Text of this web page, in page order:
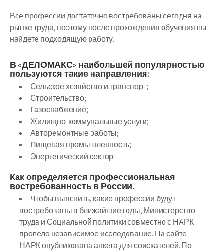
Все профессии достаточно востребованы сегодня на
рынке труда, поэтому после прохождения обучения вы
найдете подходящую работу.
В «ДЕЛОМАКС» наибольшей популярностью
пользуются такие направления:
Сельское хозяйство и транспорт;
Строительство;
Газоснабжение;
Жилищно-коммунальные услуги;
Авторемонтные работы;
Пищевая промышленность;
Энергетический сектор.
Как определяется профессиональная
востребованность в России.
Чтобы выяснить, какие профессии будут
востребованы в ближайшие годы, Министерство
труда и Социальной политики совместно с НАРК
провело независимое исследование. На сайте
НАРК опубликована анкета для соискателей. По